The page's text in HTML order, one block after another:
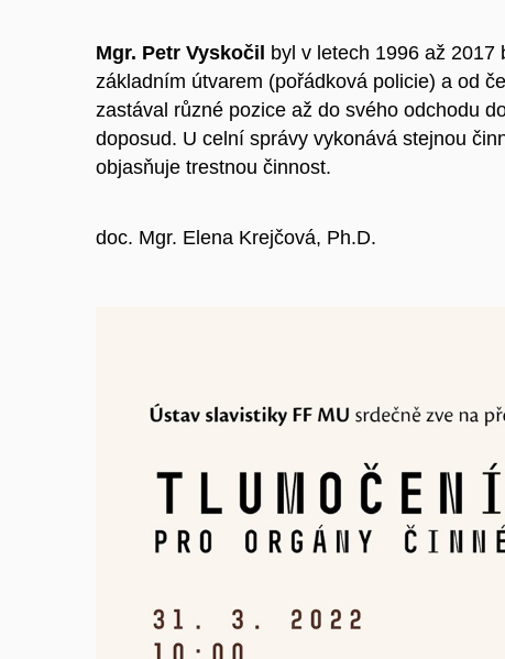
Mgr. Petr Vyskočil byl v letech 1996 až 2017
základním útvarem (pořádková policie) a od
zastával různé pozice až do svého odchodu
doposud. U celní správy vykonává stejnou
objasňuje trestnou činnost.
doc. Mgr. Elena Krejčová, Ph.D.